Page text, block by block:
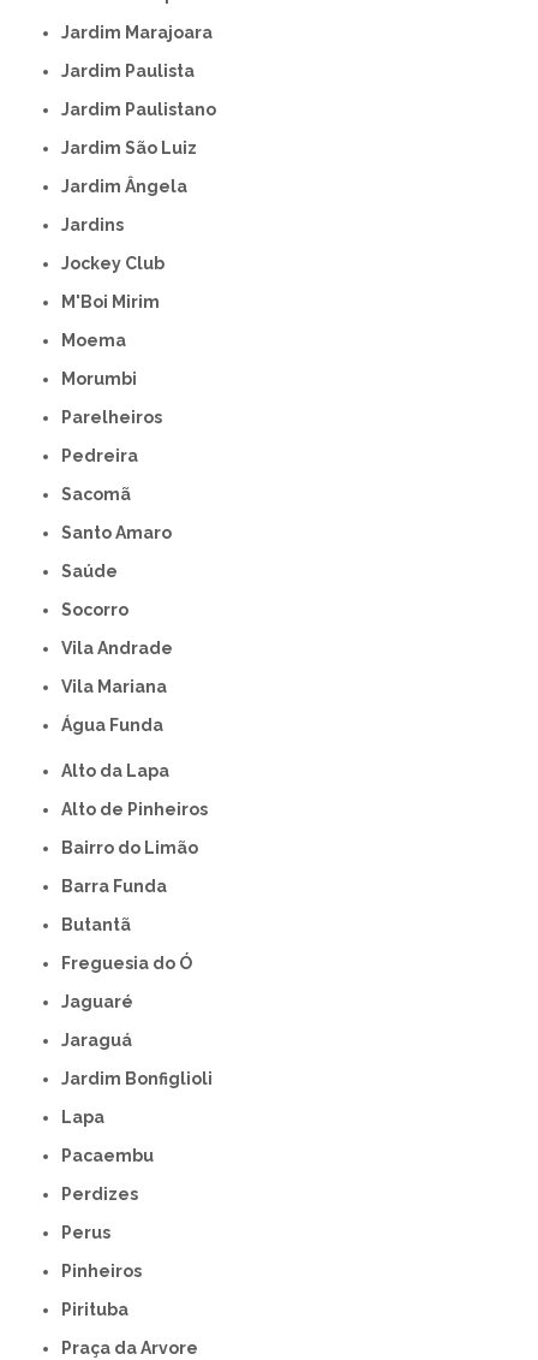
Jardim Marajoara
Jardim Paulista
Jardim Paulistano
Jardim São Luiz
Jardim Ângela
Jardins
Jockey Club
M'Boi Mirim
Moema
Morumbi
Parelheiros
Pedreira
Sacomã
Santo Amaro
Saúde
Socorro
Vila Andrade
Vila Mariana
Água Funda
Alto da Lapa
Alto de Pinheiros
Bairro do Limão
Barra Funda
Butantã
Freguesia do Ó
Jaguaré
Jaraguá
Jardim Bonfiglioli
Lapa
Pacaembu
Perdizes
Perus
Pinheiros
Pirituba
Praça da Arvore